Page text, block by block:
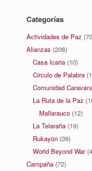
Categorías
Actividades de Paz
Alianzas (208)
Casa Icaria (10)
Circulo de Palabra
Comunidad
La Ruta de la Paz
Mallarauco (12)
La Telaraña (19)
Rukayün (39)
World Beyond War
Campaña (72)